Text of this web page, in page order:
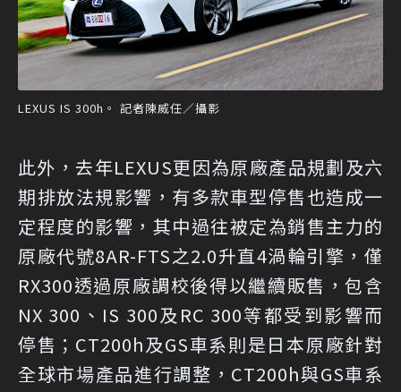
LEXUS IS 300h。 記者陳威任／攝影
此外，去年LEXUS更因為原廠產品規劃及六
期排放法規影響，有多款車型停售也造成一
定程度的影響，其中過往被定為銷售主力的
原廠代號8AR-FTS之2.0升直4渦輪引擎，僅
RX300透過原廠調校後得以繼續販售，包含
NX 300、IS 300及RC 300等都受到影響而
停售；CT200h及GS車系則是日本原廠針對
全球市場產品進行調整，CT200h與GS車系